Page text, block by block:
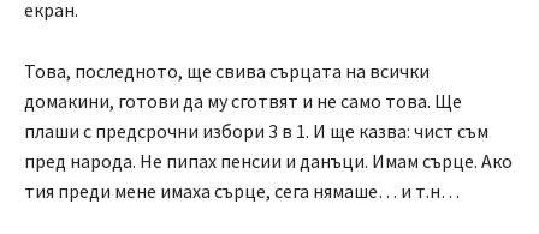
екран.
Това, последното, ще свива сърцата на всички
домакини, готови да му сготвят и не само това. Ще
плаши с предсрочни избори 3 в 1. И ще казва: чист съм
пред народа. Не пипах пенсии и данъци. Имам сърце. Ако
тия преди мене имаха сърце, сега нямаше… и т.н…